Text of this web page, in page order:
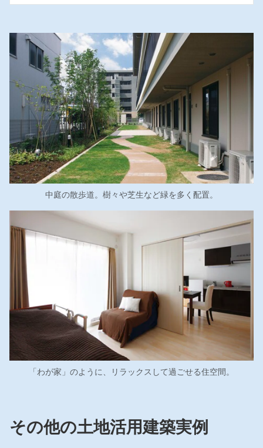
中庭の散歩道。樹々や芝生など緑を多く配置。
「わが家」のように、リラックスして過ごせる住空間。
その他の土地活用建築実例